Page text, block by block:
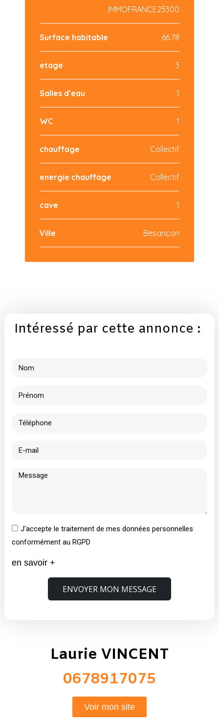
IMMOFRANCE25300
Surface habitable 66.78
etage 3
Salles d’eau 1
WC 1
chauffage Collectif
energie chauffage Collectif
cave 1
Ville Besançon
Intéressé par cette annonce :
J'accepte le traitement de mes données personnelles
conformément au RGPD
en savoir +
ENVOYER MON MESSAGE
Laurie VINCENT
0678917075
Voir mon site